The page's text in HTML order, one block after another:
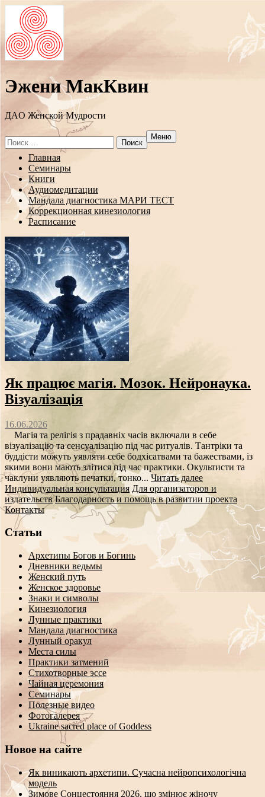
Эжени МакКвин
ДAO Женской Мудрости
Search
for:
Меню
Перейти
содержанию
Главная
Семинары
Книги
Аудиомедитации
Мандала диагностика МАРИ ТЕСТ
Коррекционная кинезиология
Расписание
Як працює магія. Мозок. Нейронаука.
Візуалізація
16.06.2026
Магія та релігія з прадавніх часів включали в себе
візуалізацію та сенсуалізацію під час ритуалів. Тантріки та
буддісти можуть уявляти себе бодхісатвами та бажествами, із
якими вони мають злітися під час практики. Окультисти та
чаклуни уявляють печатки, тонко... Читать далее
Индивидуальная консультация Для организаторов и
издательств Благодарность и помощь в развитии проекта
Контакты
Статьи
Архетипы Богов и Богинь
Дневники ведьмы
Женский путь
Женское здоровье
Знаки и символы
Кинезиология
Лунные практики
Мандала диагностика
Лунный оракул
Места силы
Практики затмений
Стихотворные эссе
Чайная церемония
Семинары
Полезные видео
Фотогалерея
Ukraine sacred place of Goddess
Новое на сайте
Як виникають архетипи. Сучасна нейропсихологічна
модель
Зимове Сонцестояння 2026, що змінює жіночу